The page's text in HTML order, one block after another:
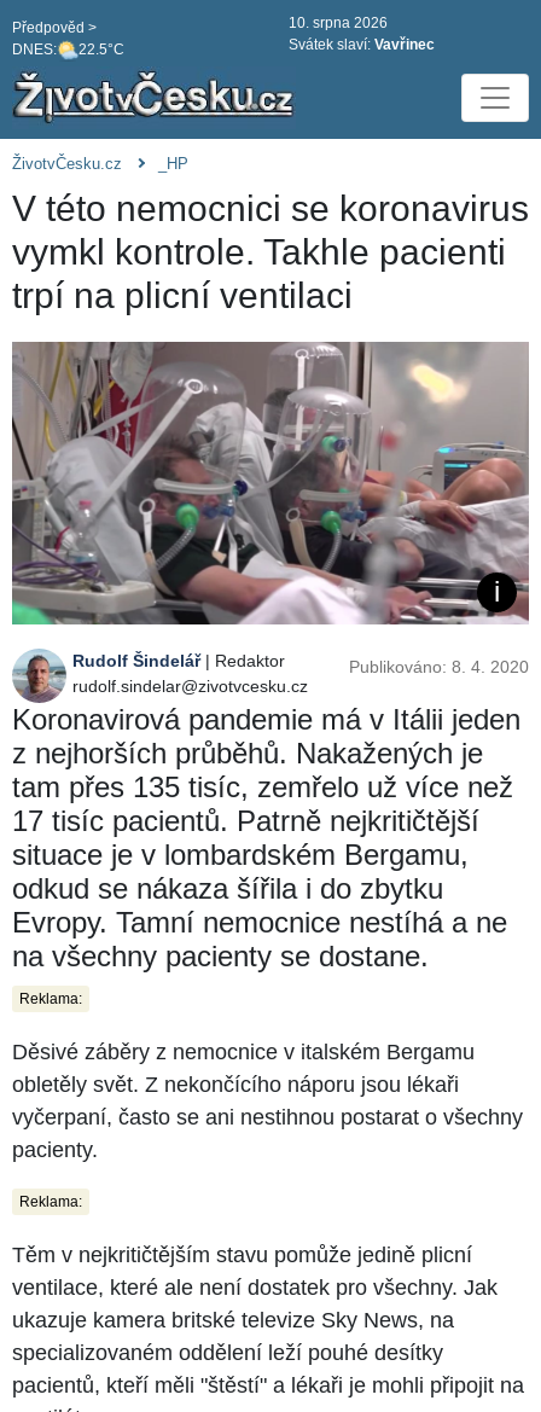
DNES: 22.5°C
Předpověd >
10. srpna 2026
Svátek slaví: Vavřinec
ŽivotvČesku.cz _HP
V této nemocnici se koronavirus
vymkl kontrole. Takhle pacienti
trpí na plicní ventilaci
Rudolf Šindelář| Redaktor
rudolf.sindelar@zivotvcesku.cz
Publikováno: 8. 4. 2020
Koronavirová pandemie má v Itálii jeden
z nejhorších průběhů. Nakažených je
tam přes 135 tisíc, zemřelo už více než
17 tisíc pacientů. Patrně nejkritičtější
situace je v lombardském Bergamu,
odkud se nákaza šířila i do zbytku
Evropy. Tamní nemocnice nestíhá a ne
na všechny pacienty se dostane.
Reklama:
Děsivé záběry z nemocnice v italském Bergamu
obletěly svět. Z nekončícího náporu jsou lékaři
vyčerpaní, často se ani nestihnou postarat o všechny
pacienty.
Reklama:
Těm v nejkritičtějším stavu pomůže jedině plicní
ventilace, které ale není dostatek pro všechny. Jak
ukazuje kamera britské televize Sky News, na
specializovaném oddělení leží pouhé desítky
pacientů, kteří měli "štěstí" a lékaři je mohli připojit na